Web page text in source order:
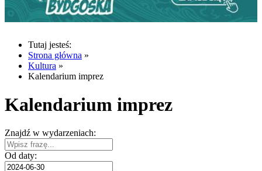
Tutaj jesteś:
Strona główna »
Kultura »
Kalendarium imprez
Kalendarium imprez
Znajdź w wydarzeniach:
Od daty: